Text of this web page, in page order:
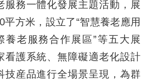
服務一體化發展主題活動，展
平方米，設立了“智慧養老應用
養老服務合作展區”等五大展
看護系統、無障礙適老化設計
技産品進行全場景呈現，為群